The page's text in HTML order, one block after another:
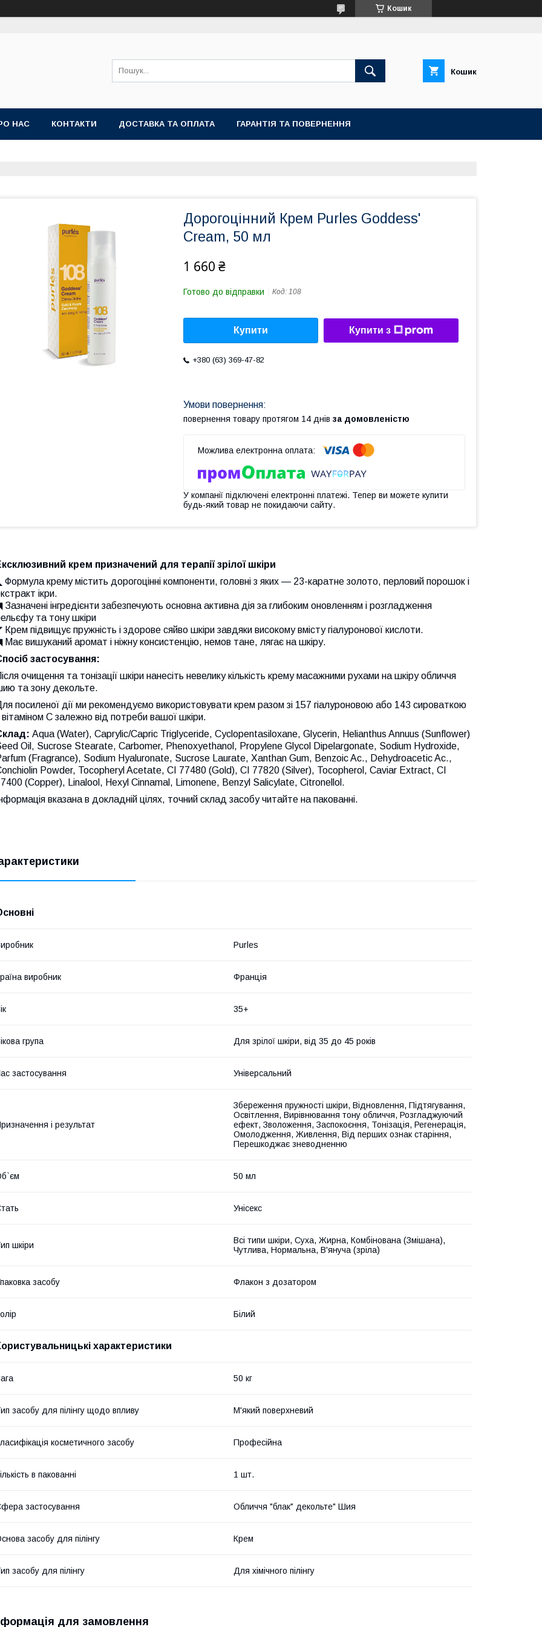
Кошик
Кошик
НАС КОНТАКТИ ДОСТАВКА ТА ОПЛАТА ГАРАНТІЯ ТА ПОВЕРНЕННЯ
Дорогоцінний Крем Purles Goddess'
Cream, 50 мл
1 660 ₴
Готово до відправки Код: 108
Купити Купити з
+380 (63) 369-47-82
повернення товару протягом 14 днів за домовленістю
У компанії підключені електронні платежі. Тепер ви можете купити
будь-який товар не покидаючи сайту.
крем призначений для терапії зрілої шкіри
Формула крему містить дорогоцінні компоненти, головні з яких — 23-каратне золото, перловий порошок і
ікри.
Зазначені інгредієнти забезпечують основна активна дія за глибоким оновленням і розгладження
та тону шкіри
Крем підвищує пружність і здорове сяйво шкіри завдяки високому вмісту гіалуронової кислоти.
Має вишуканий аромат і ніжну консистенцію, немов тане, лягає на шкіру.
застосування:
очищення та тонізації шкіри нанесіть невелику кількість крему масажними рухами на шкіру обличчя
та зону декольте.
посиленої дії ми рекомендуємо використовувати крем разом зі 157 гіалуроновою або 143 сироваткою
вітаміном C залежно від потреби вашої шкіри.
Aqua (Water), Caprylic/Capric Triglyceride, Cyclopentasiloxane, Glycerin, Helianthus Annuus (Sunflower)
Oil, Sucrose Stearate, Carbomer, Phenoxyethanol, Propylene Glycol Dipelargonate, Sodium Hydroxide,
(Fragrance), Sodium Hyaluronate, Sucrose Laurate, Xanthan Gum, Benzoic Ac., Dehydroacetic Ac.,
Powder, Tocopheryl Acetate, CI 77480 (Gold), CI 77820 (Silver), Tocopherol, Caviar Extract, CI
(Copper), Linalool, Hexyl Cinnamal, Limonene, Benzyl Salicylate, Citronellol.
вказана в докладній цілях, точний склад засобу читайте на пакованні.
Purles
виробник Франція
35+
група Для зрілої шкіри, від 35 до 45 років
застосування Універсальний
і результат
Збереження пружності шкіри, Відновлення, Підтягування,
Освітлення, Вирівнювання тону обличчя, Розгладжуючий
ефект, Зволоження, Заспокоєння, Тонізація, Регенерація,
Омолодження, Живлення, Від перших ознак старіння,
Перешкоджає зневодненню
50 мл
Унісекс
шкіри
Всі типи шкіри, Суха, Жирна, Комбінована (Змішана),
Чутлива, Нормальна, В'януча (зріла)
засобу Флакон з дозатором
Білий
характеристики
50 кг
засобу для пілінгу щодо впливу М'який поверхневий
косметичного засобу Професійна
в пакованні 1 шт.
застосування Обличчя "блак" декольте" Шия
засобу для пілінгу Крем
засобу для пілінгу Для хімічного пілінгу
для замовлення